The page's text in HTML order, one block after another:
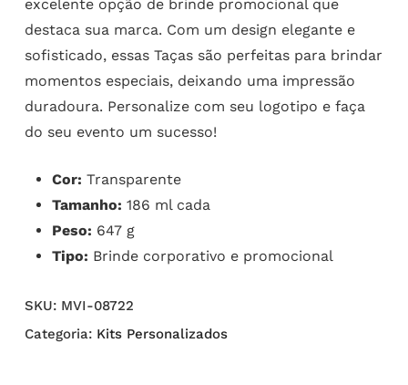
excelente opção de brinde promocional que
destaca sua marca. Com um design elegante e
sofisticado, essas Taças são perfeitas para brindar
momentos especiais, deixando uma impressão
duradoura. Personalize com seu logotipo e faça
do seu evento um sucesso!
Cor: Transparente
Tamanho: 186 ml cada
Peso: 647 g
Tipo: Brinde corporativo e promocional
SKU: MVI-08722
Categoria: Kits Personalizados